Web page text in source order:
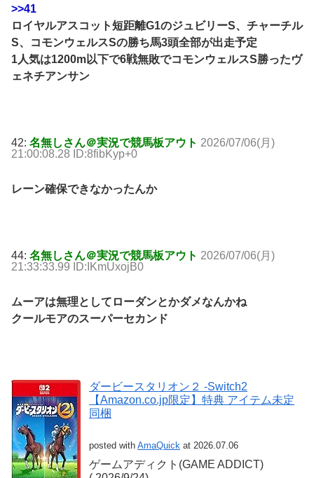
>>41
ロイヤルアスコット短距離G1のジュビリーS、チャーチル
S、コモンウェルスSの勝ち馬3頭全部が出走予定
1人気は1200m以下で6戦無敗でコモンウェルスS勝ったヴ
ェネチアンサン
42: 名無しさん＠実況で競馬板アウト 2026/07/06(月)
21:00:08.28 ID:8fibKyp+0
レーン確保できなかったんか
44: 名無しさん＠実況で競馬板アウト 2026/07/06(月)
21:33:33.99 ID:IKmUxojB0
ムーアは無理としてローダンとかダメなんかね
クールモアのスーパーセカンド
ダービースタリオン２ -Switch2
【Amazon.co.jp限定】特典 アイテム未定
同梱
posted with AmaQuick at 2026.07.06
ゲームアディクト(GAME ADDICT)